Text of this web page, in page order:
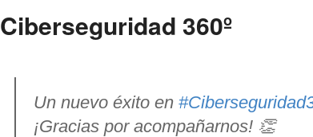
Ciberseguridad 360º
Un nuevo éxito en
¡Gracias por acompañarnos! 👏